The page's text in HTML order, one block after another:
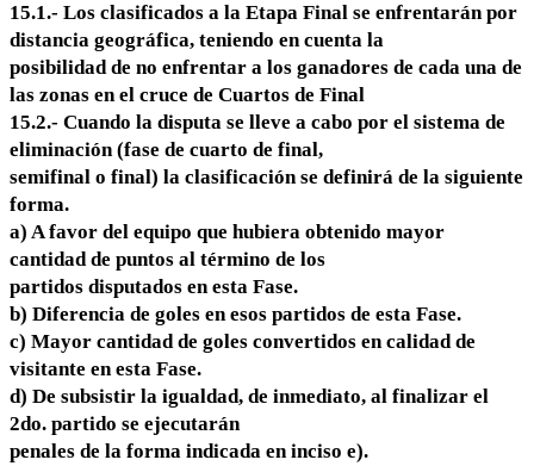
15.1.- Los clasificados a la Etapa Final se enfrentarán por
distancia geográfica, teniendo en cuenta la
posibilidad de no enfrentar a los ganadores de cada una de
las zonas en el cruce de Cuartos de Final
15.2.- Cuando la disputa se lleve a cabo por el sistema de
eliminación (fase de cuarto de final,
semifinal o final) la clasificación se definirá de la siguiente
forma.
a) A favor del equipo que hubiera obtenido mayor
cantidad de puntos al término de los
partidos disputados en esta Fase.
b) Diferencia de goles en esos partidos de esta Fase.
c) Mayor cantidad de goles convertidos en calidad de
visitante en esta Fase.
d) De subsistir la igualdad, de inmediato, al finalizar el
2do. partido se ejecutarán
penales de la forma indicada en inciso e).